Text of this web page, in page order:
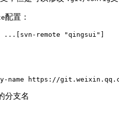
配置：
...
[svn-remote "qingsui"]
name https://
分支名